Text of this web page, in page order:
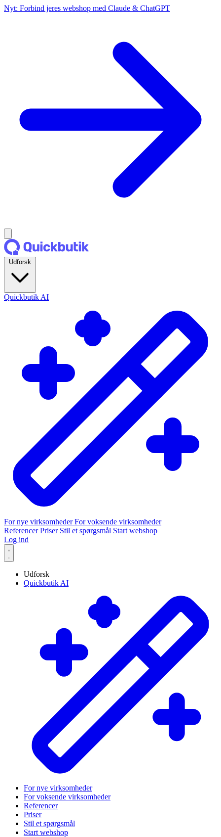
Nyt: Forbind jeres webshop med Claude & ChatGPT
Quickbutik AI
For nye virksomhederFor voksende virksomheder
ReferencerPriser Stil et spørgsmål Start webshop
Log ind
Udforsk
Quickbutik AI
For nye virksomheder
For voksende virksomheder
Referencer
Priser
Stil et spørgsmål
Start webshop